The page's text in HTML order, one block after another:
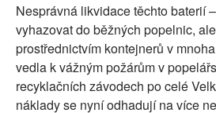
Nesprávná likvidace těchto baterií
vyhazovat do běžných popelnic,
prostřednictvím kontejnerů v
vedla k vážným požárům v
recyklačních závodech po celé
náklady se nyní odhadují na více